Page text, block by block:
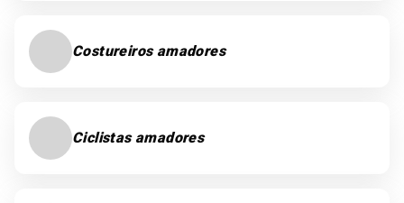
Costureiros amadores
Ciclistas amadores